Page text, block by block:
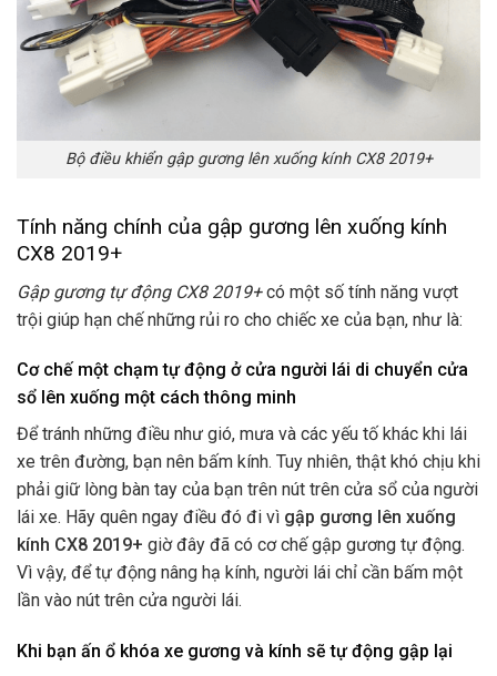
Bộ điều khiển gập gương lên xuống kính CX8 2019+
Tính năng chính của gập gương lên xuống kính
CX8 2019+
Gập gương tự động CX8 2019+có một số tính năng vượt
trội giúp hạn chế những rủi ro cho chiếc xe của bạn, như là:
Cơ chế một chạm tự động ở cửa người lái di chuyển cửa
sổ lên xuống một cách thông minh
Để tránh những điều như gió, mưa và các yếu tố khác khi lái
xe trên đường, bạn nên bấm kính. Tuy nhiên, thật khó chịu khi
phải giữ lòng bàn tay của bạn trên nút trên cửa sổ của người
lái xe. Hãy quên ngay điều đó đi vì gập gương lên xuống
kính CX8 2019+ giờ đây đã có cơ chế gập gương tự động.
Vì vậy, để tự động nâng hạ kính, người lái chỉ cần bấm một
lần vào nút trên cửa người lái.
Khi bạn ấn ổ khóa xe gương và kính sẽ tự động gập lại